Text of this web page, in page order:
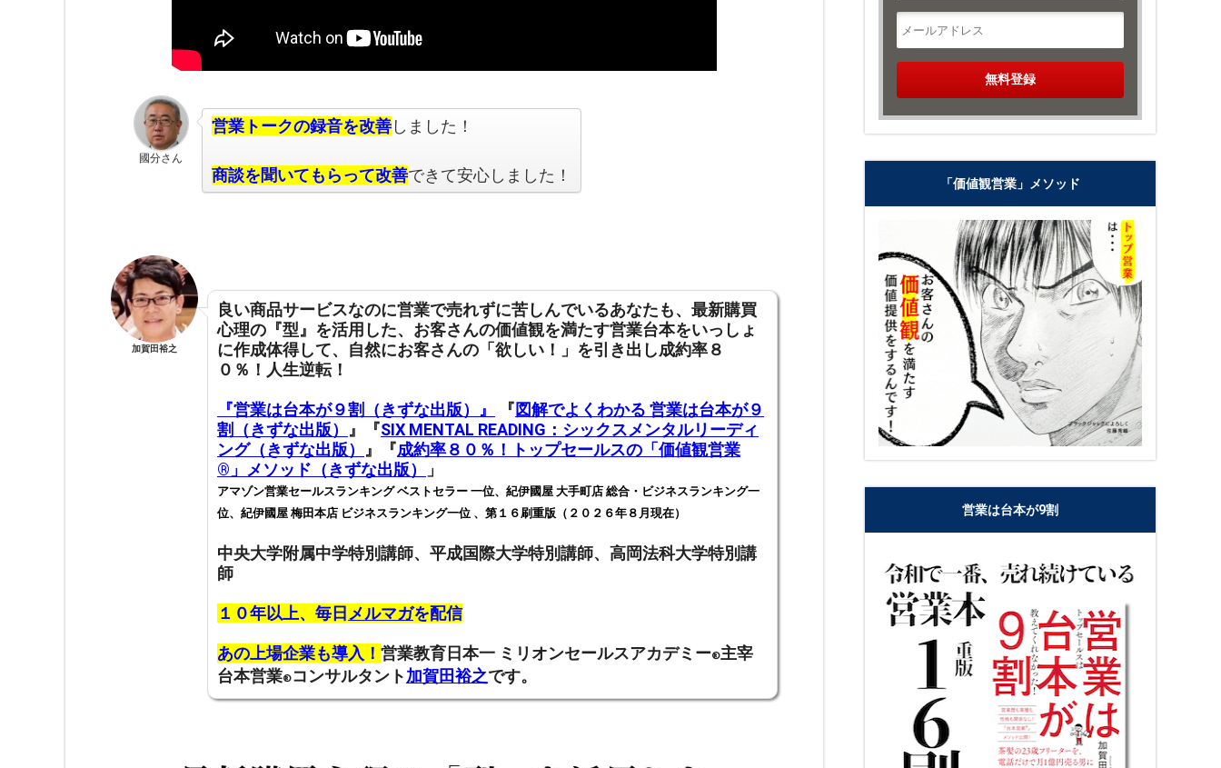
國分さん
営業トークの録音を改善しました！
商談を聞いてもらって改善できて安心しました！
加賀田裕之
良い商品サービスなのに営業で売れずに苦しんでいるあなたも、 最新購買
心理の『型』を活用した、お客さんの価値観を満たす営業台本をいっしょ
に作成体得して、 自然にお客さんの「欲しい！」を引き出し成約率８
０％！人生逆転！
『営業は台本が９割（きずな出版）』 『図解でよくわかる 営業は台本が９
割（きずな出版）
』『SIX MENTAL READING：シックスメンタルリーディ
ング（きずな出版）
』『成約率８０％！トップセールスの「価値観営業
®️」メソッド（きずな出版）
」
アマゾン営業セールスランキング ベストセラー 一位、紀伊國屋 大手町店 総合・ビジネスランキング一
位、紀伊國屋 梅田本店 ビジネスランキング一位 、第１６刷重版（２０２６年８月現在）
中央大学附属中学特別講師、 平成国際大学特別講師、高岡法科大学特別講
師
１０年以上、毎日 メルマガを配信
あの上場企業も導入！ 営業教育日本一 ミリオンセールスアカデミー®主宰
台本営業®コンサルタント加賀田裕之です。
「価値観営業」メソッド
営業は台本が9割